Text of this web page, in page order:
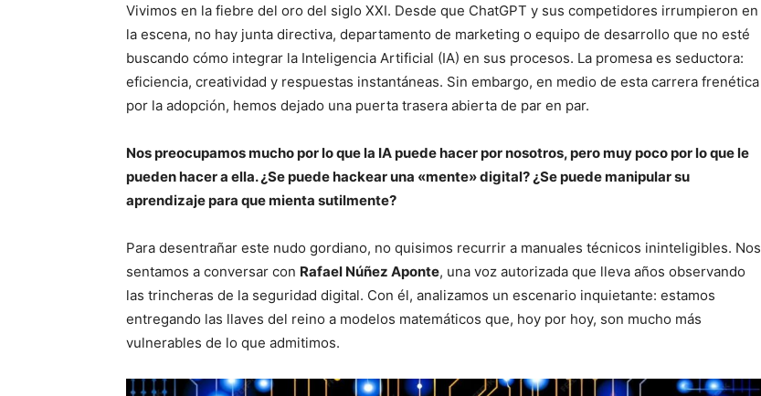
Vivimos en la fiebre del oro del siglo XXI. Desde que ChatGPT y sus competidores irrumpieron en
la escena, no hay junta directiva, departamento de marketing o equipo de desarrollo que no esté
buscando cómo integrar la Inteligencia Artificial (IA) en sus procesos. La promesa es seductora:
eficiencia, creatividad y respuestas instantáneas. Sin embargo, en medio de esta carrera frenética
por la adopción, hemos dejado una puerta trasera abierta de par en par.
Nos preocupamos mucho por lo que la IA puede hacer por nosotros, pero muy poco por lo que le
pueden hacer a ella. ¿Se puede hackear una «mente» digital? ¿Se puede manipular su
aprendizaje para que mienta sutilmente?
Para desentrañar este nudo gordiano, no quisimos recurrir a manuales técnicos ininteligibles. Nos
sentamos a conversar con Rafael Núñez Aponte, una voz autorizada que lleva años observando
las trincheras de la seguridad digital. Con él, analizamos un escenario inquietante: estamos
entregando las llaves del reino a modelos matemáticos que, hoy por hoy, son mucho más
vulnerables de lo que admitimos.